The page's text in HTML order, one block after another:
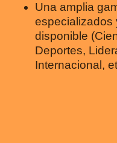
Una amplia
especializados
disponible
Deportes,
Internacional,